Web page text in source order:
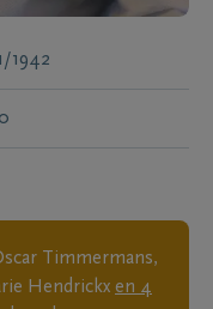
1942
Timmermans,
Hendrickx en 4